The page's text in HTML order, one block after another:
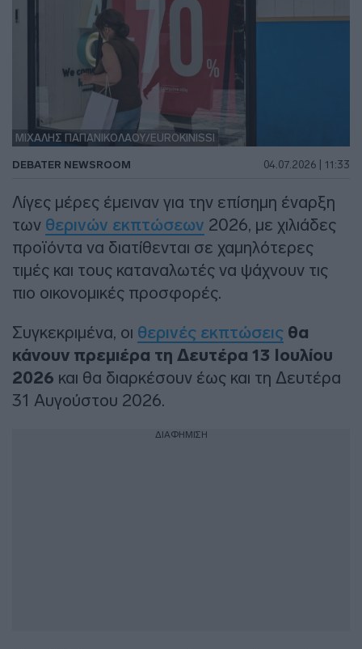
ΜΙΧΑΛΗΣ ΠΑΠΑΝΙΚΟΛΑΟΥ/EUROKINISSI
DEBATER NEWSROOM 04.07.2026 | 11:33
Λίγες μέρες έμειναν για την επίσημη έναρξη
των θερινών εκπτώσεων 2026, με χιλιάδες
προϊόντα να διατίθενται σε χαμηλότερες
τιμές και τους καταναλωτές να ψάχνουν τις
πιο οικονομικές προσφορές.
Συγκεκριμένα, οι θερινές εκπτώσεις θα
κάνουν πρεμιέρα τη Δευτέρα 13 Ιουλίου
2026 και θα διαρκέσουν έως και τη Δευτέρα
31 Αυγούστου 2026.
ΔΙΑΦΗΜΙΣΗ